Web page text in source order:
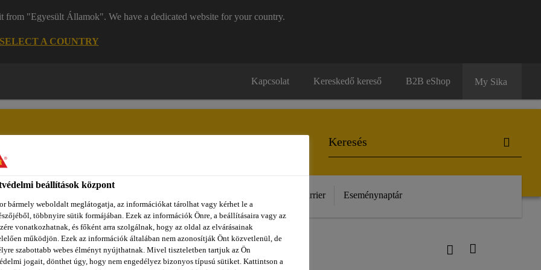
from "Egyesült Államok". We have a dedicated website for your country.
A COUNTRY
Kapcsolat Kereskedő kereső B2B eShop My Sika
Karrier Eseménynaptár
Szórható tömítések Sikaflex®-529 Evolution
beállítások központ
bármely weboldalt meglátogatja, az információkat tárolhat vagy kérhet le a
többnyire sütik formájában. Ezek az információk Önre, a beállításaira vagy az
vonatkozhatnak, és főként arra szolgálnak, hogy az oldal az elvárásainak
működjön. Ezek az információk általában nem azonosítják Önt közvetlenül, de
szabottabb webes élményt nyújthatnak. Mivel tiszteletben tartjuk az Ön
jogait, dönthet úgy, hogy nem engedélyez bizonyos típusú sütiket. Kattintson a